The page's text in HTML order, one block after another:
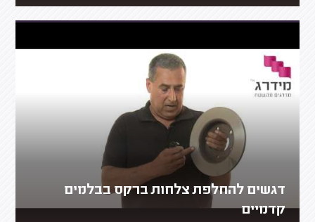
דגשים להחלפת צלחות ברקס בבלמים
קדמיים